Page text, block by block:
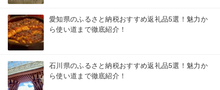
愛知県のふるさと納税おすすめ返礼品5選！魅力か
ら使い道まで徹底紹介！
石川県のふるさと納税おすすめ返礼品5選！魅力か
ら使い道まで徹底紹介！